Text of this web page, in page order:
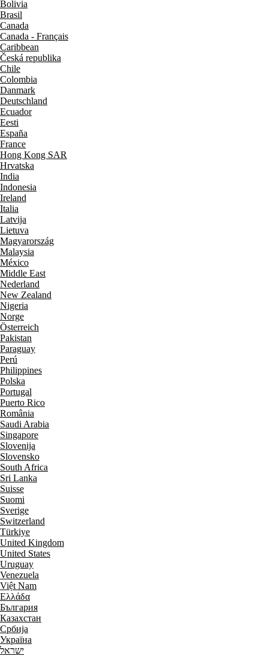
Bolivia
Brasil
Canada
Canada - Français
Caribbean
Česká republika
Chile
Colombia
Danmark
Deutschland
Ecuador
Eesti
España
France
Hong Kong SAR
Hrvatska
India
Indonesia
Ireland
Italia
Latvija
Lietuva
Magyarország
Malaysia
México
Middle East
Nederland
New Zealand
Nigeria
Norge
Österreich
Pakistan
Paraguay
Perú
Philippines
Polska
Portugal
Puerto Rico
România
Saudi Arabia
Singapore
Slovenija
Slovensko
South Africa
Sri Lanka
Suisse
Suomi
Sverige
Switzerland
Türkiye
United Kingdom
United States
Uruguay
Venezuela
Việt Nam
Ελλάδα
България
Казахстан
Србија
Україна
ישראל